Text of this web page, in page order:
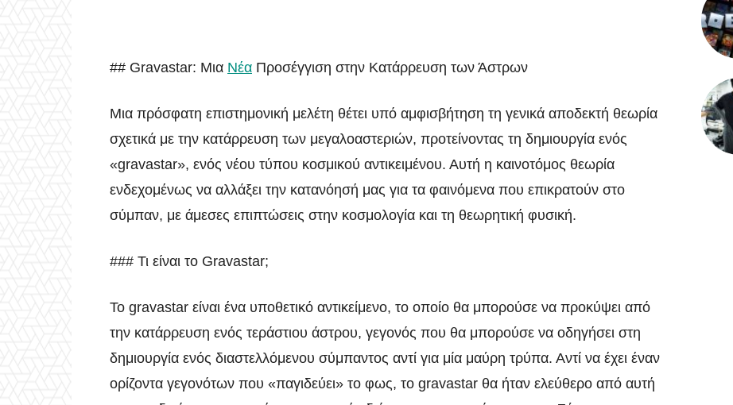
## Gravastar: Μια Νέα Προσέγγιση στην Κατάρρευση των Άστρων
Μια πρόσφατη επιστημονική μελέτη θέτει υπό αμφισβήτηση τη γενικά αποδεκτή θεωρία
σχετικά με την κατάρρευση των μεγαλοαστεριών, προτείνοντας τη δημιουργία ενός
«gravastar», ενός νέου τύπου κοσμικού αντικειμένου. Αυτή η καινοτόμος θεωρία
ενδεχομένως να αλλάξει την κατανόησή μας για τα φαινόμενα που επικρατούν στο
σύμπαν, με άμεσες επιπτώσεις στην κοσμολογία και τη θεωρητική φυσική.
### Τι είναι το Gravastar;
Το gravastar είναι ένα υποθετικό αντικείμενο, το οποίο θα μπορούσε να προκύψει από
την κατάρρευση ενός τεράστιου άστρου, γεγονός που θα μπορούσε να οδηγήσει στη
δημιουργία ενός διαστελλόμενου σύμπαντος αντί για μία μαύρη τρύπα. Αντί να έχει έναν
ορίζοντα γεγονότων που «παγιδεύει» το φως, το gravastar θα ήταν ελεύθερο από αυτή